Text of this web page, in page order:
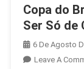
Copa do
Ser Só de
6 De Agosto
Leave A